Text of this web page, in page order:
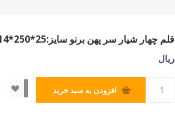
قلم چهار شیار سر پهن برنو سایز:25*250*14
ریال
افزودن به سبد خرید